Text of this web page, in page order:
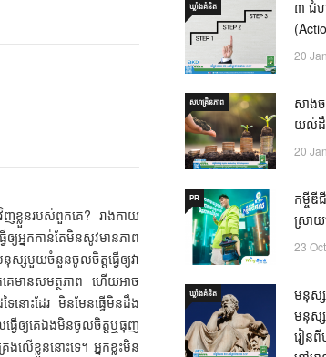
វិញខ្លួនរបស់ពួកគេ? រាងកាយ
អ្នកកាន់តែមិនសូវមានភាព
ស្សមួយចំនួនចូលចិត្តធ្វើឲ្យវា
គេមានសមត្ថភាព ហើយអាច
នោះដែរ មិនមែនធ្វើមិនដឹង
ើឲ្យគេឯងមិនចូលចិត្តឬធុញ
លើខ្លួននោះទេ។ អ្នកខ្លះមិន
ឃ្លាំង​គំនិត
៣ ជំហ
20
សហគ្រិនភាព
សាងច
យល់ដឹ
20
PR
កម្ចី
ស្រាយ
23
ឃ្លាំង​គំនិត
មនុស្ស
មនុស្ស
រៀន